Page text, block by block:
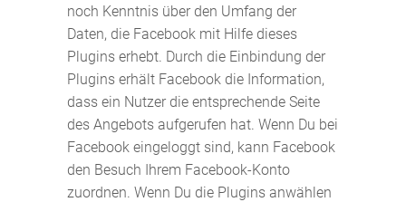
noch Kenntnis über den Umfang der
Daten, die Facebook mit Hilfe dieses
Plugins erhebt. Durch die Einbindung der
Plugins erhält Facebook die Information,
dass ein Nutzer die entsprechende Seite
des Angebots aufgerufen hat. Wenn Du bei
Facebook eingeloggt sind, kann Facebook
den Besuch Ihrem Facebook-Konto
zuordnen. Wenn Du die Plugins anwählen